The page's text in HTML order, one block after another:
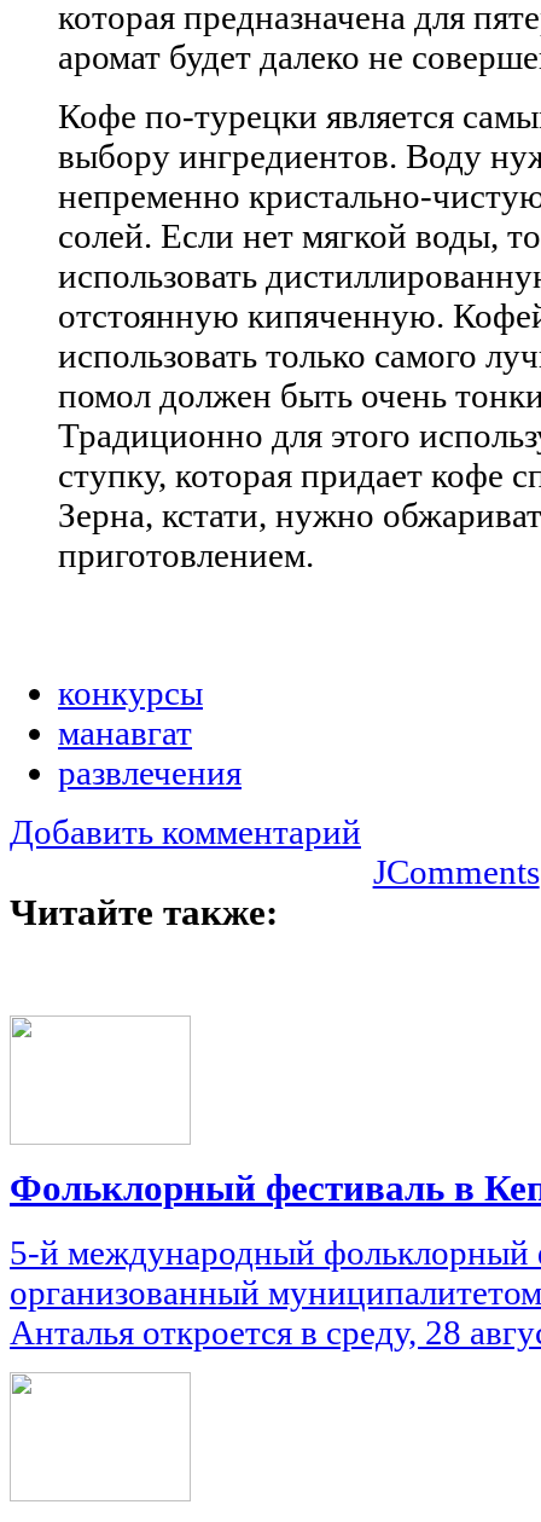
которая предназначена для
аромат будет далеко не
Кофе по-турецки является
выбору ингредиентов. Воду
непременно кристально-
солей. Если нет мягкой воды,
использовать
отстоянную кипяченную.
использовать только самого
помол должен быть очень
Традиционно для этого
ступку, которая придает кофе
Зерна, кстати, нужно
приготовлением.
конкурсы
манавгат
развлечения
Добавить комментарий
JComments
Читайте также:
Фольклорный фестиваль в
5-й международный фольклорный
организованный
Анталья откроется в среду, 28